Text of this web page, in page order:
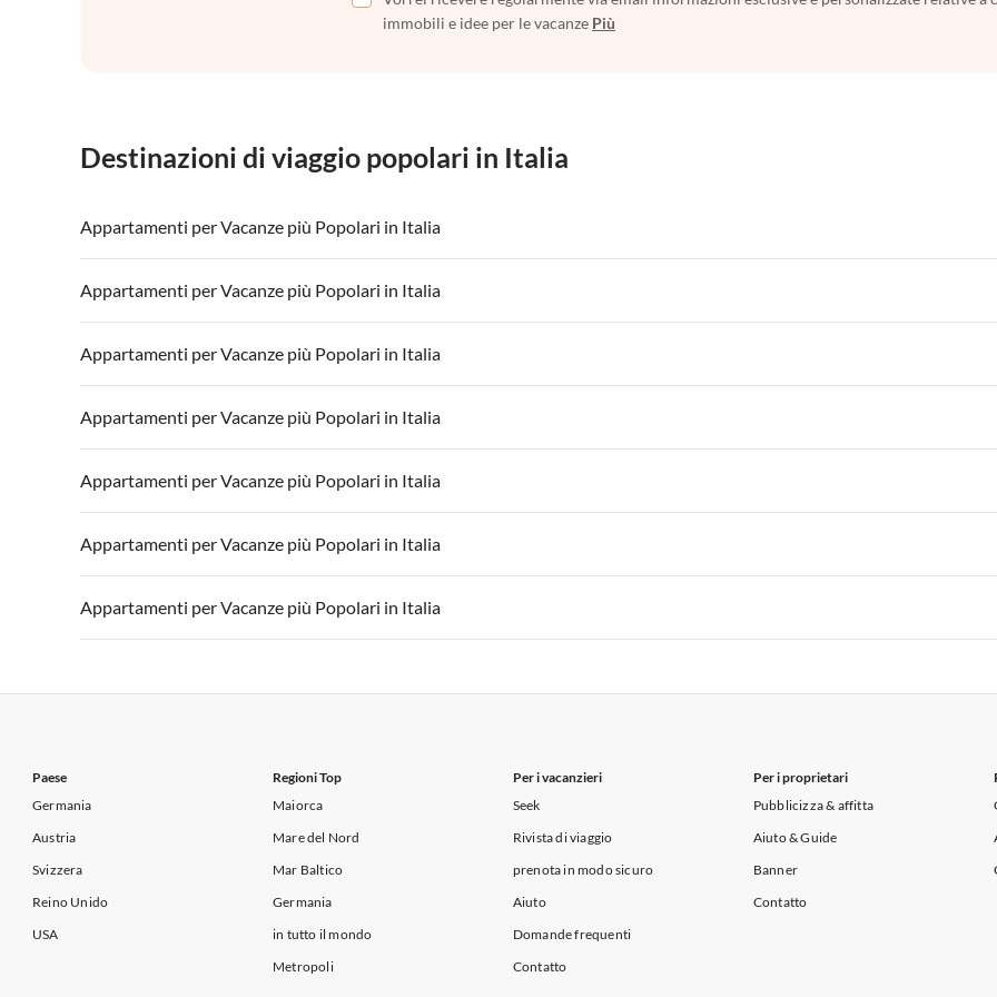
immobili e idee per le vacanze Più
Destinazioni di viaggio popolari in Italia
Appartamenti per Vacanze più Popolari in Italia
Appartamenti per Vacanze in Italia Appartamenti per Vacanze in Liguria
Appartamenti per Vacanze in Lago di Garda Appartamenti per Vacanze in Lago di Como
Appartamenti per Vacanze più Popolari in Italia
Appartamenti per Vacanze in Italia Appartamenti per Vacanze in Liguria
Appartamenti per Vacanze in Lago di Garda Appartamenti per Vacanze in Lago di Como
Appartamenti per Vacanze più Popolari in Italia
Appartamenti per Vacanze in Italia Appartamenti per Vacanze in Liguria
Appartamenti per Vacanze in Lago di Garda Appartamenti per Vacanze in Lago di Como
Appartamenti per Vacanze più Popolari in Italia
Appartamenti per Vacanze in Italia Appartamenti per Vacanze in Liguria
Appartamenti per Vacanze in Lago di Garda Appartamenti per Vacanze in Lago di Como
Appartamenti per Vacanze più Popolari in Italia
Appartamenti per Vacanze in Italia Appartamenti per Vacanze in Liguria
Appartamenti per Vacanze in Lago di Garda Appartamenti per Vacanze in Lago di Como
Appartamenti per Vacanze più Popolari in Italia
Appartamenti per Vacanze in Italia Appartamenti per Vacanze in Liguria
Appartamenti per Vacanze in Lago di Garda Appartamenti per Vacanze in Lago di Como
Appartamenti per Vacanze più Popolari in Italia
Paese
Germania
Austria
Svizzera
Reino Unido
USA
Regioni Top
Maiorca
Mare del Nord
Mar Baltico
Germania
in tutto il mondo
Metropoli
Per i vacanzieri
Seek
Rivista di viaggio
prenota in modo sicuro
Aiuto
Domande frequenti
Contatto
Per i proprietari
Pubblicizza & affitta
Aiuto & Guide
Banner
Contatto